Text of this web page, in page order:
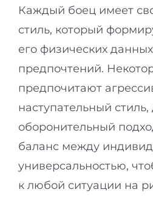
Каждый боец имеет
стиль, который
его физических
предпочтений.
предпочитают
наступательный
оборонительный
баланс между
универсальностью,
к любой ситуации на